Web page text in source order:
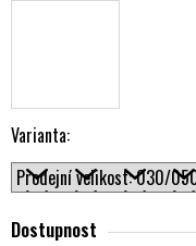
Varianta:
Dostupnost